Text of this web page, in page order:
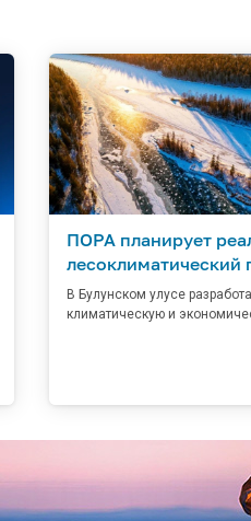
ПОРА планирует
лесоклиматический
В Булунском улусе
климатическую и